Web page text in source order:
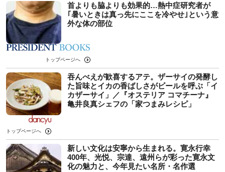
首よりも脇よりも効果的…熱中症研究者が
｢暑いときは真っ先にここを冷やせ｣という意
外な体の部位
トップページへ
吞んべえが歓喜するアテ。ザーサイの発酵し
た旨味とイカの香ばしさがビールを呼ぶ「イ
カザーサイ」／『オステリア コマチーナ』
⻲井良真シェフの「家つまみレシピ」
トップページへ
新しい文化は安寧から生まれる。寛永行幸
400年、光悦、宗達、遠州らが彩った寛永文
化の魅力と、今年見たい名所・名作選